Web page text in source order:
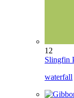
12
Slingfin
waterfall